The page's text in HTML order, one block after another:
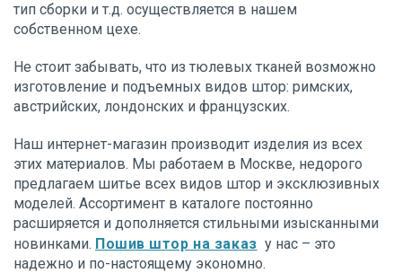
тип сборки и т.д. осуществляется в нашем
собственном цехе.
Не стоит забывать, что из тюлевых тканей возможно
изготовление и подъемных видов штор: римских,
австрийских, лондонских и французских.
Наш интернет-магазин производит изделия из всех
этих материалов. Мы работаем в Москве, недорого
предлагаем шитье всех видов штор и эксклюзивных
моделей. Ассортимент в каталоге постоянно
расширяется и дополняется стильными изысканными
новинками. Пошив штор на заказ у нас – это
надежно и по-настоящему экономно.